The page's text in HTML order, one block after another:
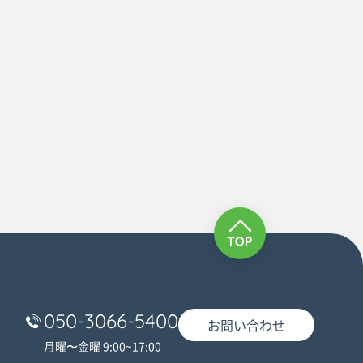
050-3066-5400
月曜〜金曜 9:00~17:00
お問い合わせ